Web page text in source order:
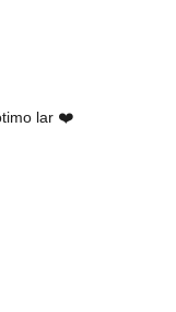
lar ❤️